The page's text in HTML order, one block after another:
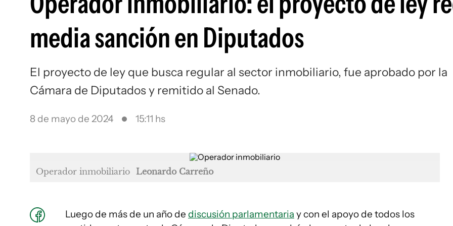
media sanción en Diputados
El proyecto de ley que busca regular al sector inmobiliario, fue aprobado por la
Cámara de Diputados y remitido al Senado.
8 de mayo de 2024 15:11 hs
Operador inmobiliario Leonardo Carreño
Luego de más de un año de discusión parlamentaria y con el apoyo de todos los